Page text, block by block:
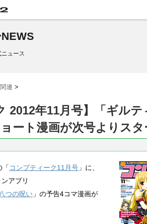
ュース
連 >
2012年11月号】「ギル
ート漫画が次号よりスタ
「 コンプティーク11月号 」に、
アプリ
つの呪い 」の予告4コマ漫画が